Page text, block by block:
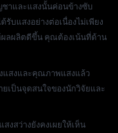
าและแสงนั้นค่อนข้างซับ
บแสงอย่างต่อเนื่องไม่เพียง
ลผลิตดีขึ้น คุณต้องเน้นที่ด้าน
แสงและคุณภาพแสงแล้ว
เป็นจุดสนใจของนักวิจัยและ
งสว่างยังคงเผยให้เห็น